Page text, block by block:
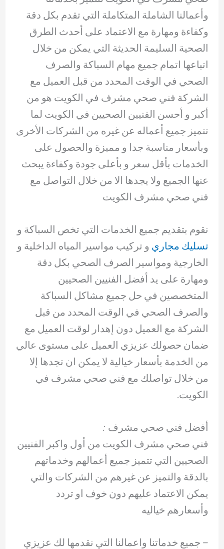
وأعمالنا الشاملة المتكاملة التي تقدم بكل دقة
وكفاءة ومهارة مع الاعتماد على أحدث الطرق
الصحية السليمة الحديثة التي يمكن من خلال
اتباعها اتمام جميع مهام السباكة والصرف
الصحي في الوقت المحدد من قبل العميل مع
الشركة فني صحي مشرف في الكويت هو من
أكبر و أحسن الفنيين الصحيين في الكويت لما
تتميز جميع أعماله عن غيره من الشركات الأخرى
وبأسعار مناسبة جدا و مميزة والحصول على
الخدمات بأقل سعر و بأعلى جودة وكفاءة يبحث
عنها الجميع ولا يجدها الا من خلال التواصل مع
فني صحي مشرف الكويت
نقوم بتقديم جميع الخدمات التي تخص السباكة و
تسليك مجاري و تركيب مواسير المياه الداخلية و
الخارجية ومواسير الصرف الصحي بكل دقة
ومهارة على يد أفضل الفنيين الصحيين
المتخصصين في حل جميع مشاكل السباكة
والصرف الصحي في الوقت المحدد من قبل
الشركة مع العميل دون إهدار لوقت العميل مع
ضمان حصولك عزيزي العميل على مستوى عالي
من الخدمة بأسعار خيالية لا يمكن ان تجدها إلا
من خلال تواصلك مع فني صحي مشرف في
الكويت.
أفضل فني صحي مشرف :
فني صحي مشرف الكويت من أول واكبر الفنيين
الصحيين التي تتميز جميع أعمالهم وخدماتهم
بالدقة والتميز عن غيرهم من الشركات والتي
يمكن الاعتماد عليهم دون خوف او تردد
وأسعارهم خياليه
– جميع خدماتنا واعمالنا التي نقدمها لك عزيزي